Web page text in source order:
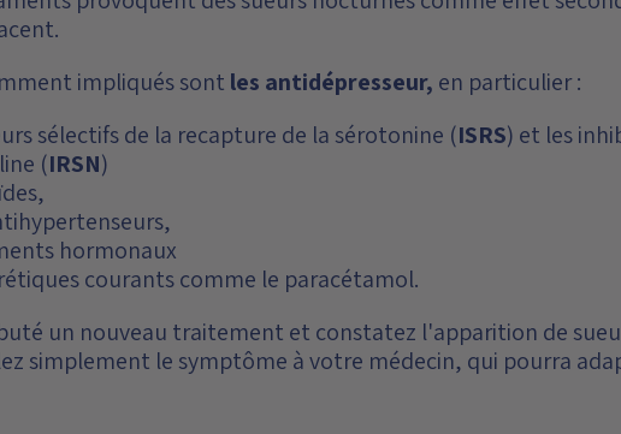
impliqués sont les antidépresseur, en particulier :
sélectifs de la recapture de la sérotonine (ISRS) et les
(IRSN)
hormonaux
courants comme le paracétamol.
un nouveau traitement et constatez l'apparition de
simplement le symptôme à votre médecin, qui pourra